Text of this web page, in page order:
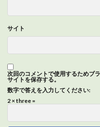
サイト
次回のコメントで使用するためブ
サイトを保存する。
数字で答えを入力してください:
2 × three =